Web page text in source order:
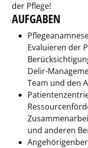
der Pflege!
AUFGABEN
Evaluieren der
Delir-
Team und den
und anderen